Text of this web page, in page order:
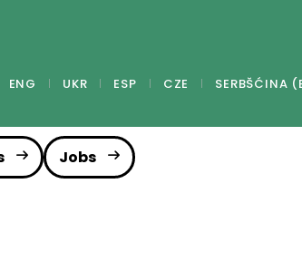
ENG UKR ESP CZE SERBŠĆINA
Jobs